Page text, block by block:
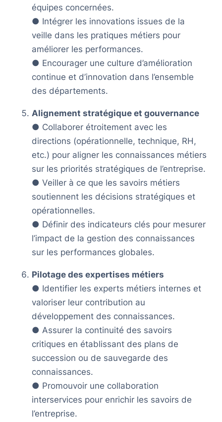
équipes concernées.
● Intégrer les innovations issues de la
veille dans les pratiques métiers pour
améliorer les performances.
● Encourager une culture d’amélioration
continue et d’innovation dans l’ensemble
des départements.
Alignement stratégique et gouvernance
● Collaborer étroitement avec les
directions (opérationnelle, technique, RH,
etc.) pour aligner les connaissances métiers
sur les priorités stratégiques de l’entreprise.
● Veiller à ce que les savoirs métiers
soutiennent les décisions stratégiques et
opérationnelles.
● Définir des indicateurs clés pour mesurer
l’impact de la gestion des connaissances
sur les performances globales.
Pilotage des expertises métiers
● Identifier les experts métiers internes et
valoriser leur contribution au
développement des connaissances.
● Assurer la continuité des savoirs
critiques en établissant des plans de
succession ou de sauvegarde des
connaissances.
● Promouvoir une collaboration
interservices pour enrichir les savoirs de
l’entreprise.